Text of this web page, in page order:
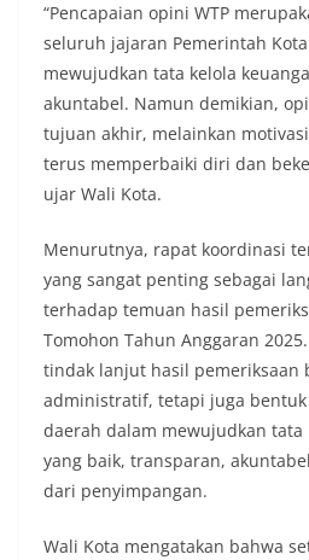
“Pencapaian opini WTP
seluruh jajaran Pemerintah
mewujudkan tata kelola
akuntabel. Namun demikian,
tujuan akhir, melainkan
terus memperbaiki diri dan
ujar Wali Kota.
Menurutnya, rapat koordinasi
yang sangat penting sebagai
terhadap temuan hasil
Tomohon Tahun Anggaran
tindak lanjut hasil pemeriksaan
administratif, tetapi juga
daerah dalam mewujudkan
yang baik, transparan,
dari penyimpangan.
Wali Kota mengatakan bahwa